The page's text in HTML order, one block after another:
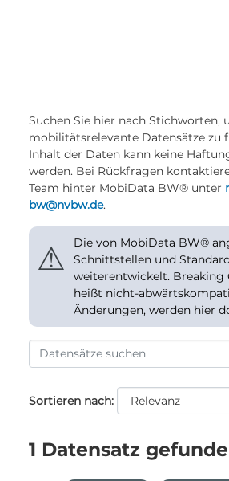
Suchen Sie hier nach Stichworten,
mobilitätsrelevante Datensätze zu
Inhalt der Daten kann keine
werden. Bei Rückfragen
Team hinter MobiData BW® unter
bw@nvbw.de.
⚠
Die von MobiData BW®
Schnittstellen und
weiterentwickelt. Breaking
heißt nicht-
Änderungen, werden hier
Sortieren nach
1 Datensatz